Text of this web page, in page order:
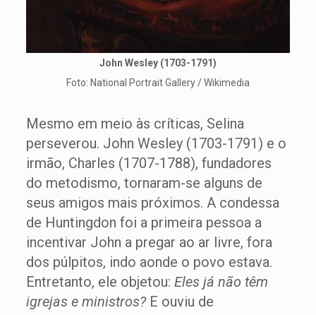
John Wesley (1703-1791)
Foto: National Portrait Gallery / Wikimedia
Mesmo em meio às críticas, Selina
perseverou. John Wesley (1703-1791) e o
irmão, Charles (1707-1788), fundadores
do metodismo, tornaram-se alguns de
seus amigos mais próximos. A condessa
de Huntingdon foi a primeira pessoa a
incentivar John a pregar ao ar livre, fora
dos púlpitos, indo aonde o povo estava.
Entretanto, ele objetou: Eles já não têm
igrejas e ministros?E ouviu de